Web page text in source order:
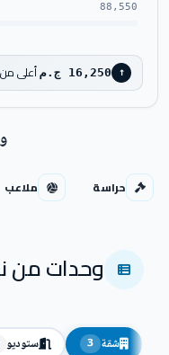
88,550
↑ 16,250 ج.م أعلى
حراسة ملاعب
وحدات من
شقة 3 ستوديو